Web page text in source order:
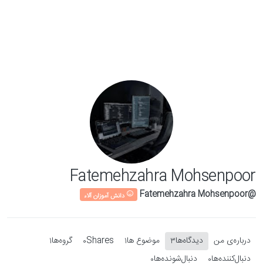
Fatemehzahra Mohsenpoor
@Fatemehzahra Mohsenpoor دانش آموزان آلاء
درباره‌‌ی من دیدگاه‌ها3 موضوع ها1
Shares
0 گروه‌ها1
دنبال‌کننده‌ها0 دنبال‌شونده‌ها0